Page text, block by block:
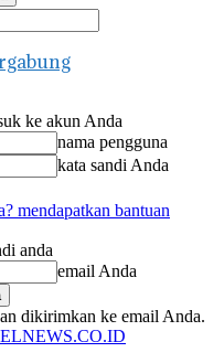
ke akun Anda
nama pengguna
kata sandi Anda
mendapatkan bantuan
anda
email Anda
dikirimkan ke email Anda.